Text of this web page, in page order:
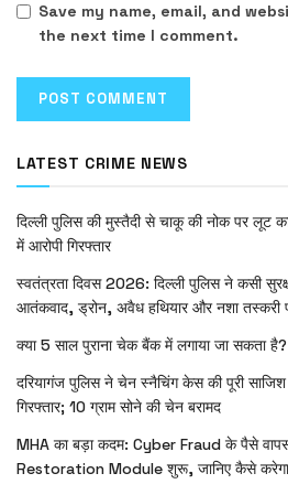
Save my name, email, and
the next time I comment.
LATEST CRIME NEWS
दिल्ली पुलिस की मुस्तैदी से चाकू की नोक पर लूट
में आरोपी गिरफ्तार
स्वतंत्रता दिवस 2026: दिल्ली पुलिस ने कसी
आतंकवाद, ड्रोन, अवैध हथियार और नशा तस्करी
क्या 5 साल पुराना चेक बैंक में लगाया जा सकता है?
दरियागंज पुलिस ने चेन स्नैचिंग केस की पूरी साजिश
गिरफ्तार; 10 ग्राम सोने की चेन बरामद
MHA का बड़ा कदम: Cyber Fraud के पैसे
Restoration Module शुरू, जानिए कैसे